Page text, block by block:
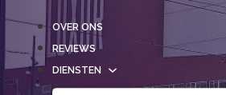
OVER ONS
REVIEWS
DIENSTEN